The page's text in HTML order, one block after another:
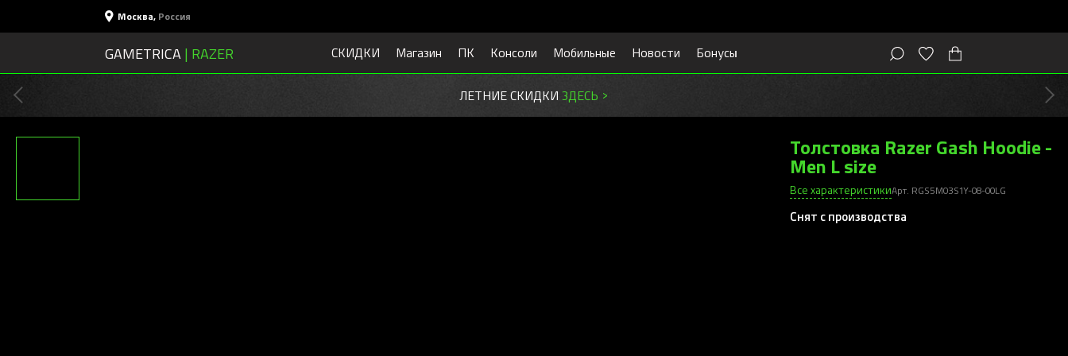
Москва, Россия
GAMETRICA | RAZER СКИДКИ Магазин ПК Консоли Мобильные Новости Бонусы
ЛЕТНИЕ СКИДКИ ЗДЕСЬ >
Толстовка Razer Gash Hoodie -
Men L size
Все характеристикиАрт. RGS5M03S1Y-08-00LG
Снят с производства